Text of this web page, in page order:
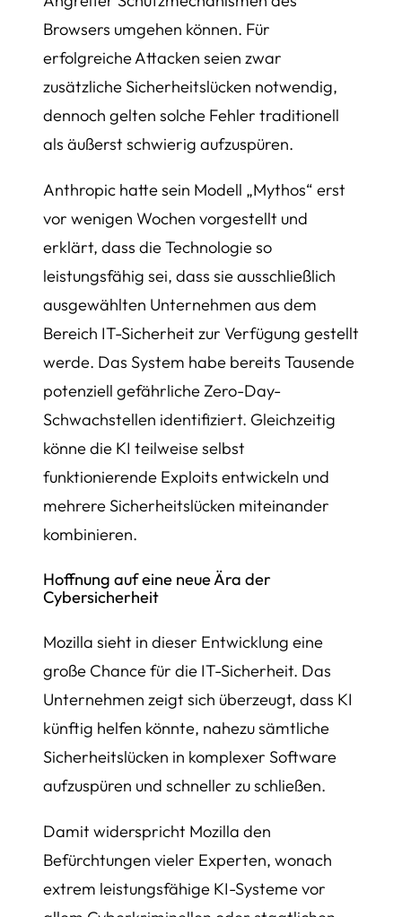
Browsers umgehen können. Für
erfolgreiche Attacken seien zwar
zusätzliche Sicherheitslücken notwendig,
dennoch gelten solche Fehler traditionell
als äußerst schwierig aufzuspüren.
Anthropic hatte sein Modell „Mythos“ erst
vor wenigen Wochen vorgestellt und
erklärt, dass die Technologie so
leistungsfähig sei, dass sie ausschließlich
ausgewählten Unternehmen aus dem
Bereich IT-Sicherheit zur Verfügung gestellt
werde. Das System habe bereits Tausende
potenziell gefährliche Zero-Day-
Schwachstellen identifiziert. Gleichzeitig
könne die KI teilweise selbst
funktionierende Exploits entwickeln und
mehrere Sicherheitslücken miteinander
kombinieren.
Hoffnung auf eine neue Ära der
Cybersicherheit
Mozilla sieht in dieser Entwicklung eine
große Chance für die IT-Sicherheit. Das
Unternehmen zeigt sich überzeugt, dass KI
künftig helfen könnte, nahezu sämtliche
Sicherheitslücken in komplexer Software
aufzuspüren und schneller zu schließen.
Damit widerspricht Mozilla den
Befürchtungen vieler Experten, wonach
extrem leistungsfähige KI-Systeme vor